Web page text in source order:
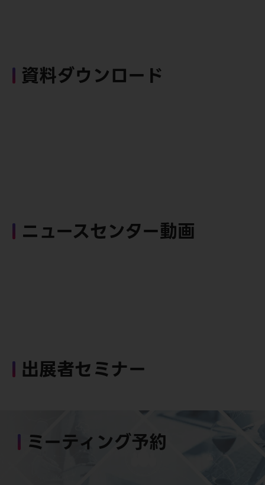
資料ダウンロード
ニュースセンター動画
出展者セミナー
ミーティング予約